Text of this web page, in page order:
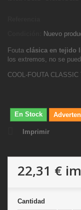
Nuevo
Fouta clásica en tejido
los extremos, no se
COOL-FOUTA
En Stock
Imprimir
22,31 €
Cantidad